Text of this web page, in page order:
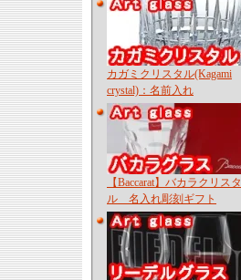
カガミクリスタル(Kagami
crystal)：名前入れ
【Baccarat】バカラクリスタ
ル 名入れ彫刻ギフト